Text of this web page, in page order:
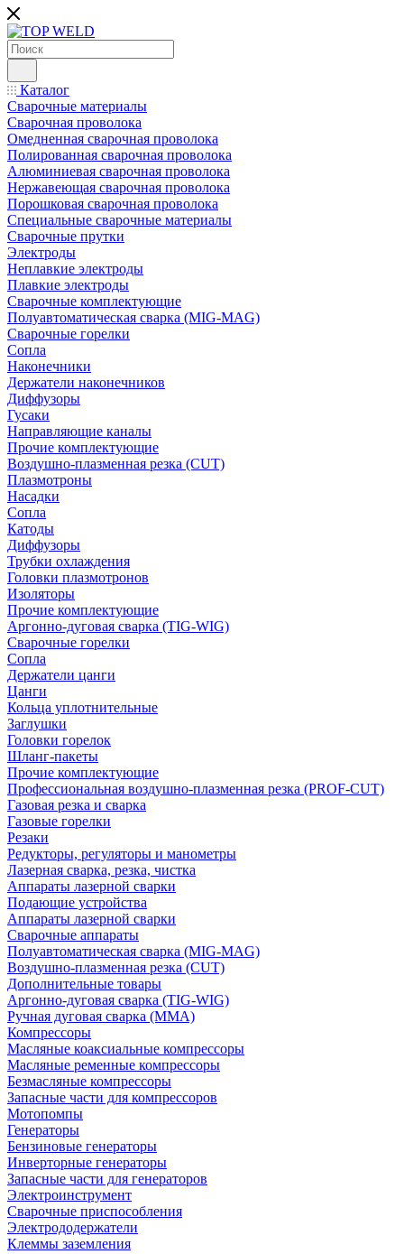
Каталог
Сварочные материалы
Сварочная проволока
Омедненная сварочная проволока
Полированная сварочная проволока
Алюминиевая сварочная проволока
Нержавеющая сварочная проволока
Порошковая сварочная проволока
Специальные сварочные материалы
Сварочные прутки
Электроды
Неплавкие электроды
Плавкие электроды
Сварочные комплектующие
Полуавтоматическая сварка (MIG-MAG)
Сварочные горелки
Сопла
Наконечники
Держатели наконечников
Диффузоры
Гусаки
Направляющие каналы
Прочие комплектующие
Воздушно-плазменная резка (CUT)
Плазмотроны
Насадки
Сопла
Катоды
Диффузоры
Трубки охлаждения
Головки плазмотронов
Изоляторы
Прочие комплектующие
Аргонно-дуговая сварка (TIG-WIG)
Сварочные горелки
Сопла
Держатели цанги
Цанги
Кольца уплотнительные
Заглушки
Головки горелок
Шланг-пакеты
Прочие комплектующие
Профессиональная воздушно-плазменная резка (PROF-CUT)
Газовая резка и сварка
Газовые горелки
Резаки
Редукторы, регуляторы и манометры
Лазерная сварка, резка, чистка
Аппараты лазерной сварки
Подающие устройства
Аппараты лазерной сварки
Сварочные аппараты
Полуавтоматическая сварка (MIG-MAG)
Воздушно-плазменная резка (CUT)
Дополнительные товары
Аргонно-дуговая сварка (TIG-WIG)
Ручная дуговая сварка (MMA)
Компрессоры
Масляные коаксиальные компрессоры
Масляные ременные компрессоры
Безмасляные компрессоры
Запасные части для компрессоров
Мотопомпы
Генераторы
Бензиновые генераторы
Инверторные генераторы
Запасные части для генераторов
Электроинструмент
Сварочные приспособления
Электрододержатели
Клеммы заземления